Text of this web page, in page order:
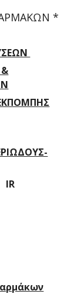
*
IR